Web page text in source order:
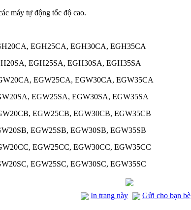
máy tự động tốc độ cao.
EGH25CA, EGH30CA, EGH35CA
EGH25SA, EGH30SA, EGH35SA
EGW25CA, EGW30CA, EGW35CA
EGW25SA, EGW30SA, EGW35SA
EGW25CB, EGW30CB, EGW35CB
EGW25SB, EGW30SB, EGW35SB
EGW25CC, EGW30CC, EGW35CC
EGW25SC, EGW30SC, EGW35SC
In trang này Gửi cho bạn bè